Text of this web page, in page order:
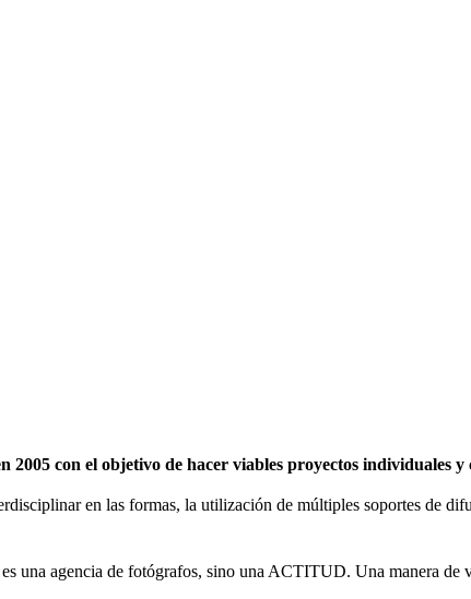
con el objetivo de hacer viables proyectos individuales y
en las formas, la utilización de múltiples soportes de
una agencia de fotógrafos, sino una ACTITUD. Una manera de